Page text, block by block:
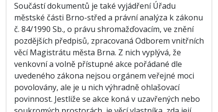
Součástí dokumentů je také vyjádření Úřadu
městské části Brno-střed a právní analýza k zákonu
č. 84/1990 Sb., o právu shromažďovacím, ve znění
pozdějších předpisů, zpracovaná Odborem vnitřních
věcí Magistrátu města Brna. Z nich vyplývá, že
venkovní a volně přístupné akce pořádané dle
uvedeného zákona nejsou orgánem veřejné moci
povolovány, ale je u nich výhradně ohlašovací
povinnost. Jestliže se akce koná v uzavřených nebo